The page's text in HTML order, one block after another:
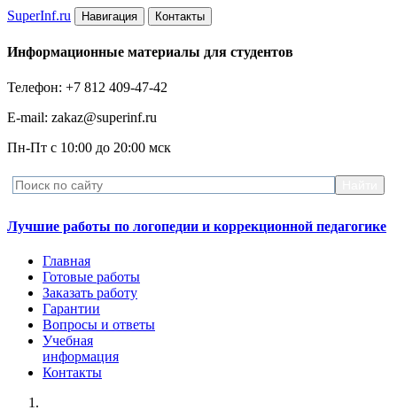
SuperInf.ru Навигация Контакты
Информационные материалы для студентов
Телефон: +7 812 409-47-42
E-mail: zakaz@superinf.ru
Пн-Пт с 10:00 до 20:00 мск
Лучшие работы по логопедии и коррекционной педагогике
Главная
Готовые работы
Заказать работу
Гарантии
Вопросы и ответы
Учебная
информация
Контакты